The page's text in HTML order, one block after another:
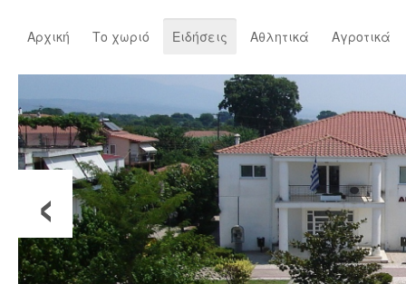
Αρχική Το χωριό Ειδήσεις Αθλητικά Αγροτικά
‹